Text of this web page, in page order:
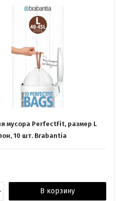
мусора PerfectFit, размер L
10 шт. Brabantia
В корзину